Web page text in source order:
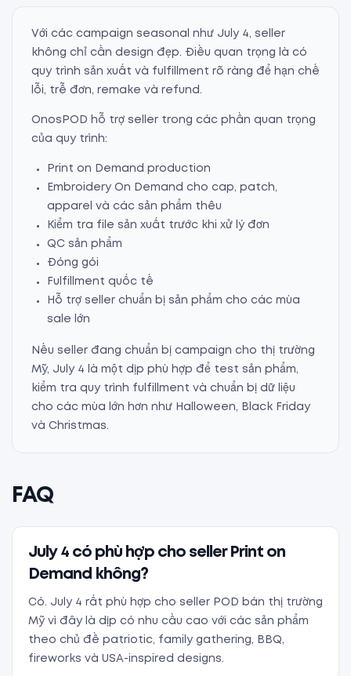
Với các campaign seasonal như July 4, seller
không chỉ cần design đẹp. Điều quan trọng là có
quy trình sản xuất và fulfillment rõ ràng để hạn chế
lỗi, trễ đơn, remake và refund.
OnosPOD hỗ trợ seller trong các phần quan trọng
của quy trình:
Print on Demand production
Embroidery On Demand cho cap, patch,
apparel và các sản phẩm thêu
Kiểm tra file sản xuất trước khi xử lý đơn
QC sản phẩm
Đóng gói
Fulfillment quốc tế
Hỗ trợ seller chuẩn bị sản phẩm cho các mùa
sale lớn
Nếu seller đang chuẩn bị campaign cho thị trường
Mỹ, July 4 là một dịp phù hợp để test sản phẩm,
kiểm tra quy trình fulfillment và chuẩn bị dữ liệu
cho các mùa lớn hơn như Halloween, Black Friday
và Christmas.
FAQ
July 4 có phù hợp cho seller Print on
Demand không?
Có. July 4 rất phù hợp cho seller POD bán thị trường
Mỹ vì đây là dịp có nhu cầu cao với các sản phẩm
theo chủ đề patriotic, family gathering, BBQ,
fireworks và USA-inspired designs.